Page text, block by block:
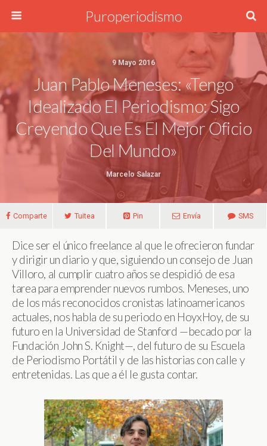
Puroperiodismo
9 Mayo 2016
Juan Pablo Meneses: «Tengo
Idealizado El Periodismo: Sigo
Creyendo Que Es El Mejor Oficio
Del Mundo»
Marcelo Salazar
Comparte Tuitea Pin Envía SMS
Dice ser el único freelance al que le ofrecieron fundar
y dirigir un diario y que, siguiendo un consejo de Juan
Villoro, al cumplir cuatro años se despidió de esa
tarea para emprender nuevos rumbos. Meneses, uno
de los más reconocidos cronistas latinoamericanos
actuales, nos habla de su periodo en HoyxHoy, de su
futuro en la Universidad de Stanford —becado por la
Fundación John S. Knight—, del futuro de su Escuela
de Periodismo Portátil y de las historias con calle y
entretenidas. Las que a él le gusta contar.